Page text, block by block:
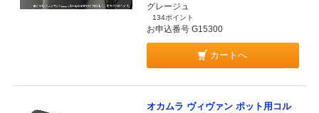
グレージュ
134ポイント
お申込番号 G15300
カートへ
オカムラ ヴィヴァン ポット用コル